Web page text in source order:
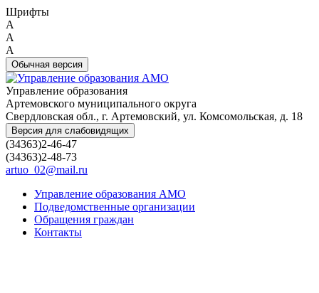
Шрифты
A
A
A
Обычная версия
Управление образования
Артемовского муниципального округа
Свердловская обл., г. Артемовский, ул. Комсомольская, д. 18
Версия для слабовидящих
(34363)2-46-47
(34363)2-48-73
artuo_02@mail.ru
Управление образования АМО
Подведомственные организации
Обращения граждан
Контакты